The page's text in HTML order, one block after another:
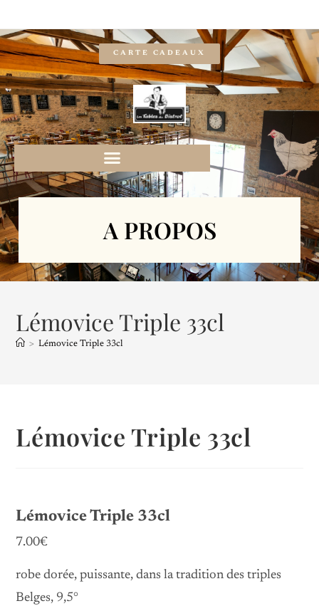
CARTE CADEAUX
A PROPOS
Lémovice Triple 33cl
> Lémovice Triple 33cl
Lémovice Triple 33cl
Lémovice Triple 33cl
7.00€
robe dorée, puissante, dans la tradition des triples
Belges, 9,5°